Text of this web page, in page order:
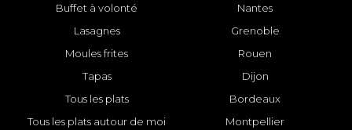
Buffet à volonté
Lasagnes
Moules frites
Tapas
Tous les plats
Tous les plats autour de moi
Nantes
Grenoble
Rouen
Dijon
Bordeaux
Montpellier